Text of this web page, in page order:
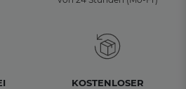
KOSTENLOSER